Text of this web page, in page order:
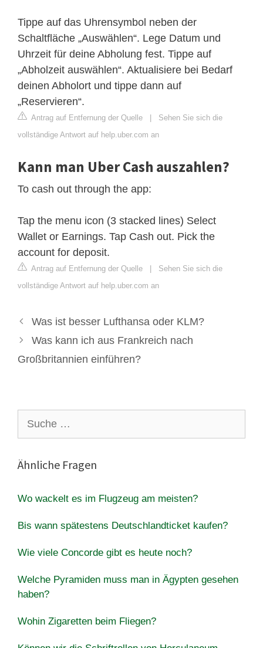
Tippe auf das Uhrensymbol neben der
Schaltfläche „Auswählen“. Lege Datum und
Uhrzeit für deine Abholung fest. Tippe auf
„Abholzeit auswählen“. Aktualisiere bei Bedarf
deinen Abholort und tippe dann auf
„Reservieren“.
Antrag auf Entfernung der Quelle | Sehen Sie sich die
vollständige Antwort auf help.uber.com an
Kann man Uber Cash auszahlen?
To cash out through the app:
Tap the menu icon (3 stacked lines) Select
Wallet or Earnings. Tap Cash out. Pick the
account for deposit.
Antrag auf Entfernung der Quelle | Sehen Sie sich die
vollständige Antwort auf help.uber.com an
Was ist besser Lufthansa oder KLM?
Was kann ich aus Frankreich nach
Großbritannien einführen?
nach:
Ähnliche Fragen
Wo wackelt es im Flugzeug am meisten?
Bis wann spätestens Deutschlandticket kaufen?
Wie viele Concorde gibt es heute noch?
Welche Pyramiden muss man in Ägypten gesehen
haben?
Wohin Zigaretten beim Fliegen?